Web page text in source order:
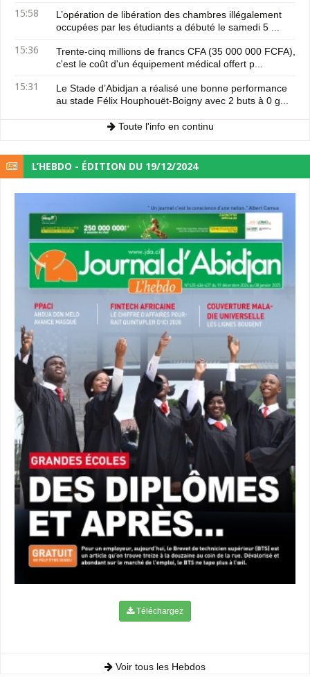
15:58
L’opération de libération des chambres illégalement
occupées par les étudiants a débuté le samedi 5 ...
15:36
Trente-cinq millions de francs CFA (35 000 000 FCFA),
c'est le coût d'un équipement médical offert p...
15:31
Le Stade d’Abidjan a réalisé une bonne performance
au stade Félix Houphouët-Boigny avec 2 buts à 0 g...
Toute l'info en continu
L’HEBDO - ÉDITION DU 19/12/2024
Téléchargez
Voir tous les Hebdos